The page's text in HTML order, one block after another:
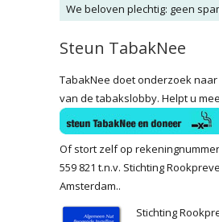
We beloven plechtig: geen
Steun TabakNee
TabakNee doet onderzoek
van de tabakslobby. Helpt u
Of stort zelf op rekeningnummer
559 821 t.n.v. Stichting
Amsterdam..
Stichting